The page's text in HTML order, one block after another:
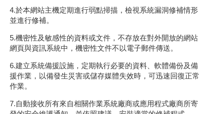
並進行修補。
5.機密性及敏感性的資料或文件，不存放在對外開放的網站
網頁與資訊系統中，機密性文件不以電子郵件傳送。
6.建立系統備援設施，定期執行必要的資料、軟體備份及備
援作業，以備發生災害或儲存媒體失效時，可迅速回復正常
作業。
7.自動接收所有來自相關作業系統廠商或應用程式廠商所寄
發的安全維護通知，並依照建議，安裝適當的修補程式
(Patch)。